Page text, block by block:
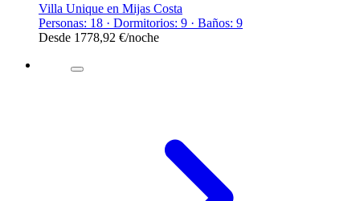
Villa Unique en Mijas Costa
Personas: 18 · Dormitorios: 9 · Baños: 9
Desde 1778,92 €/noche